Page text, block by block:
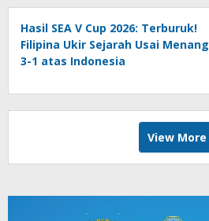
Hasil SEA V Cup 2026: Terburuk!
Filipina Ukir Sejarah Usai Menang
3-1 atas Indonesia
View More